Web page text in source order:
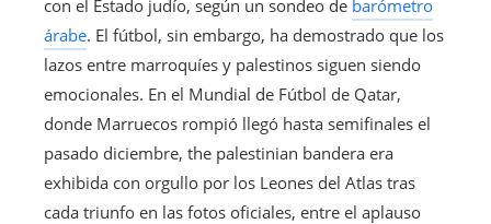
con el Estado judío, según un sondeo de barómetro
árabe. El fútbol, ​​​​sin embargo, ha demostrado que los
lazos entre marroquíes y palestinos siguen siendo
emocionales. En el Mundial de Fútbol de Qatar,
donde Marruecos rompió llegó hasta semifinales el
pasado diciembre, the palestinian bandera era
exhibida con orgullo por los Leones del Atlas tras
cada triunfo en las fotos oficiales, entre el aplauso